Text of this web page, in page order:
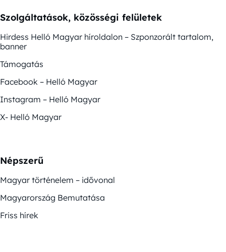
Szolgáltatások, közösségi felületek
Hirdess Helló Magyar híroldalon – Szponzorált tartalom,
banner
Támogatás
Facebook – Helló Magyar
Instagram – Helló Magyar
X- Helló Magyar
Népszerű
Magyar történelem – idővonal
Magyarország Bemutatása
Friss hírek